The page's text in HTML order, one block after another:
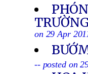
on 29 Apr
-- posted on